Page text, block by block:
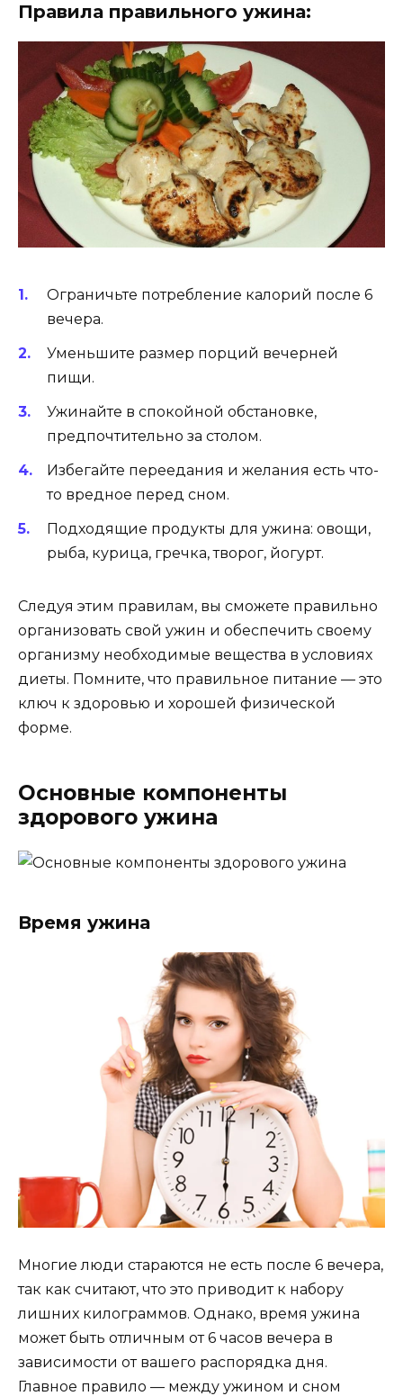
Правила правильного ужина:
Ограничьте потребление калорий после 6
вечера.
Уменьшите размер порций вечерней
пищи.
Ужинайте в спокойной обстановке,
предпочтительно за столом.
Избегайте переедания и желания есть что-
то вредное перед сном.
Подходящие продукты для ужина: овощи,
рыба, курица, гречка, творог, йогурт.
Следуя этим правилам, вы сможете правильно
организовать свой ужин и обеспечить своему
организму необходимые вещества в условиях
диеты. Помните, что правильное питание — это
ключ к здоровью и хорошей физической
форме.
Основные компоненты
здорового ужина
Время ужина
Многие люди стараются не есть после 6 вечера,
так как считают, что это приводит к набору
лишних килограммов. Однако, время ужина
может быть отличным от 6 часов вечера в
зависимости от вашего распорядка дня.
Главное правило — между ужином и сном